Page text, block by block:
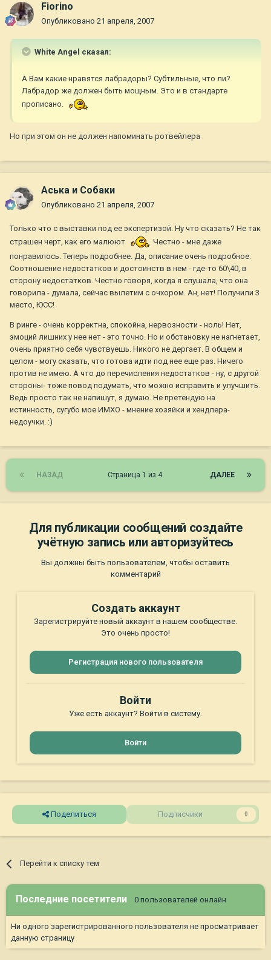
Fiorino
Опубликовано 21 апреля, 2007
White Angel сказал:
А Вам какие нравятся лабрадоры? Субтильные, что ли?
Лабрадор же должен быть мощным. Это и в стандарте
прописано.
Но при этом он не должен напоминать ротвейлера
Аська и Собаки
Опубликовано 21 апреля, 2007
Только что с выставки под ее экспертизой. Ну что сказать? Не так
страшен черт, как его малюют
Честно - мне даже
понравилось. Теперь подробнее. Да, описание очень подробное.
Соотношение недостатков и достоинств в нем - где-то 60\40, в
сторону недостатков. Честно говоря, когда я слушала, что она
говорила - думала, сейчас вылетим с очхором. Ан, нет! Получили 3
место, ЮСС!
В ринге - очень корректна, спокойна, нервозности - ноль! Нет,
эмоций лишних у нее нет - это точно. Но и обстановку не нагнетает,
очень приятно себя чувствуешь. Никого не дергает. В общем и
целом - могу сказать, что готова идти под нее еще раз. Ничего
против не имею. А что до перечисления недостатков - ну, с другой
стороны- тоже повод подумать, что можно исправить и улучшить.
Ведь просто так не напишут, я думаю. Не претендую на
истинность, сугубо мое ИМХО - мнение хозяйки и хендлера-
недоучки. :)
НАЗАД ДАЛЕЕ
Страница 1 из 4
Для публикации сообщений создайте
учётную запись или авторизуйтесь
Вы должны быть пользователем, чтобы оставить
комментарий
Создать аккаунт
Зарегистрируйте новый аккаунт в нашем сообществе.
Это очень просто!
Регистрация нового пользователя
Войти
Уже есть аккаунт? Войти в систему.
Войти
Поделиться Подписчики 0
Перейти к списку тем
Последние посетители 0 пользователей онлайн
Ни одного зарегистрированного пользователя не просматривает
данную страницу